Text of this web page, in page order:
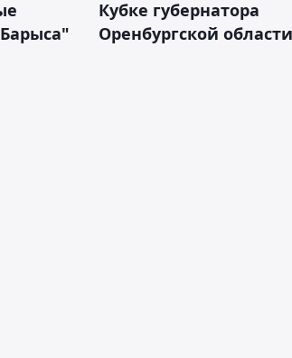
Кубке губернатора
Оренбургской области